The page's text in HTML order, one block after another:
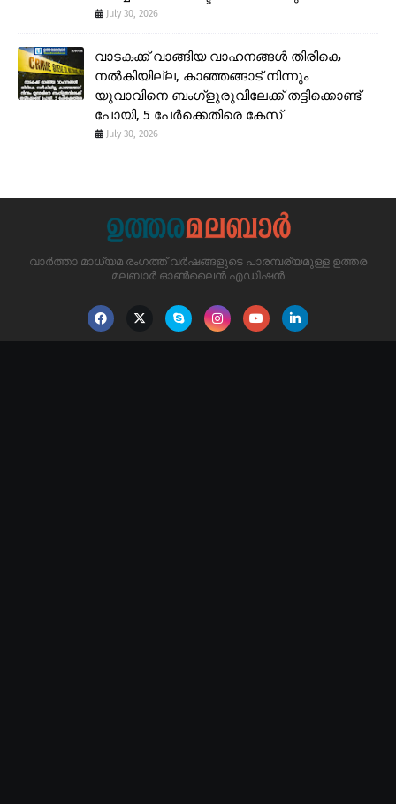
July 30, 2026
വാടകക്ക് വാങ്ങിയ വാഹനങ്ങൾ തിരികെ
നൽകിയില്ല, കാഞ്ഞങ്ങാട് നിന്നും
യുവാവിനെ ബംഗ്ളുരുവിലേക്ക് തട്ടിക്കൊണ്ട്
പോയി, 5 പേർക്കെതിരെ കേസ്
July 30, 2026
വാർത്താ മാധ്യമ രംഗത്ത് വർഷങ്ങളുടെ പാരമ്പര്യമുള്ള ഉത്തര
മലബാർ ഓൺലൈൻ എഡിഷൻ